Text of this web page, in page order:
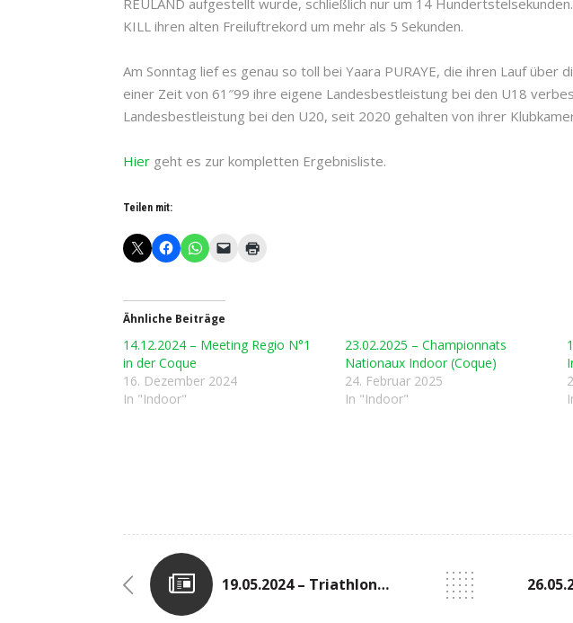
REULAND aufgestellt wurde, schließlich nur um 14
KILL ihren alten Freiluftrekord um mehr als 5 Sekunden.
Am Sonntag lief es genau so toll bei Yaara PURAYE, die ihren Lauf über
einer Zeit von 61″99 ihre eigene Landesbestleistung bei den U18
Landesbestleistung bei den U20, seit 2020 gehalten von ihrer
Hier geht es zur kompletten Ergebnisliste.
Teilen mit:
Ähnliche Beiträge
14.12.2024 – Meeting Regio N°1
in der Coque
16. Dezember 2024
In "Indoor"
23.02.2025 – Championnats
Nationaux Indoor (Coque)
24. Februar 2025
In "Indoor"
19.05.2024 – Triathlon Du Pilon (Halbfinale Der Französischen Jugend) In Le Creusot (FRA)